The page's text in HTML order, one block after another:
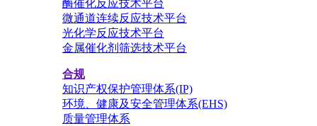
酶催化反应技术平台
微通道连续反应技术平台
光化学反应技术平台
金属催化剂筛选技术平台
合规
知识产权保护管理体系(IP)
环境、健康及安全管理体系(EHS)
质量管理体系